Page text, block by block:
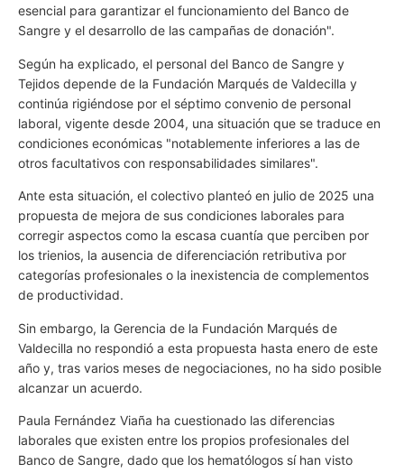
esencial para garantizar el funcionamiento del Banco de
Sangre y el desarrollo de las campañas de donación".
Según ha explicado, el personal del Banco de Sangre y
Tejidos depende de la Fundación Marqués de Valdecilla y
continúa rigiéndose por el séptimo convenio de personal
laboral, vigente desde 2004, una situación que se traduce en
condiciones económicas "notablemente inferiores a las de
otros facultativos con responsabilidades similares".
Ante esta situación, el colectivo planteó en julio de 2025 una
propuesta de mejora de sus condiciones laborales para
corregir aspectos como la escasa cuantía que perciben por
los trienios, la ausencia de diferenciación retributiva por
categorías profesionales o la inexistencia de complementos
de productividad.
Sin embargo, la Gerencia de la Fundación Marqués de
Valdecilla no respondió a esta propuesta hasta enero de este
año y, tras varios meses de negociaciones, no ha sido posible
alcanzar un acuerdo.
Paula Fernández Viaña ha cuestionado las diferencias
laborales que existen entre los propios profesionales del
Banco de Sangre, dado que los hematólogos sí han visto